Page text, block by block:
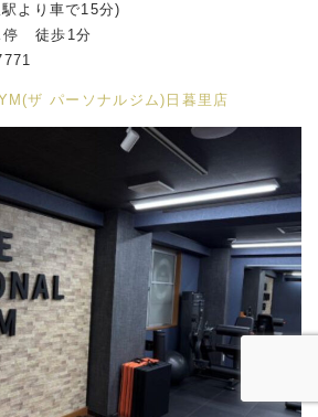
より車で15分)
停 徒歩1分
ザ パーソナルジム)日暮里店